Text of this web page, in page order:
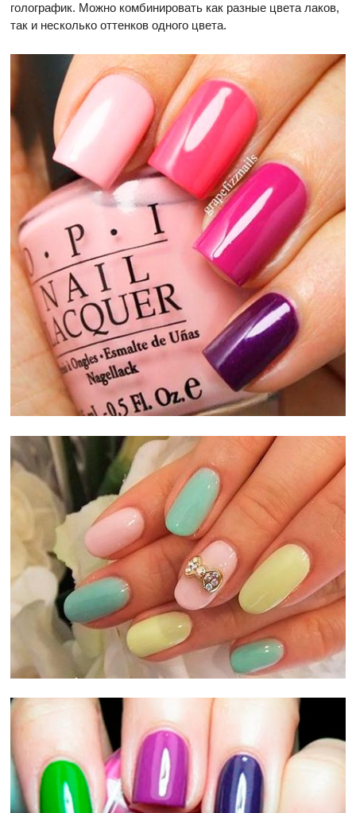
голографик. Можно комбинировать как разные цвета лаков,
так и несколько оттенков одного цвета.